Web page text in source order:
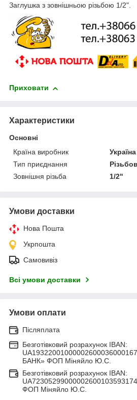
Заглушка з зовнішньою різьбою 1/2".
Приховати
Характеристики
Основні
Країна виробник
Україна
Тип приєднання
Зовнішня різьба
1/2"
Умови доставки
Нова Пошта
Укрпошта
Самовивіз
Всі умови доставки
Умови оплати
Післяплата
Безготівковий розрахунок IBAN:
БАНК» ФОП Міняйло Ю.С.
Безготівковий розрахунок IBAN:
ФОП Міняйло Ю.С.